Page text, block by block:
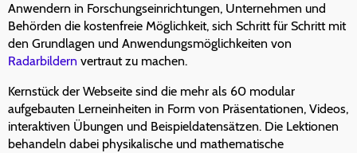
Anwendern in Forschungseinrichtungen, Unternehmen und
Behörden die kostenfreie Möglichkeit, sich Schritt für Schritt mit
den Grundlagen und Anwendungsmöglichkeiten von
Radarbildern vertraut zu machen.
Kernstück der Webseite sind die mehr als 60 modular
aufgebauten Lerneinheiten in Form von Präsentationen, Videos,
interaktiven Übungen und Beispieldatensätzen. Die Lektionen
behandeln dabei physikalische und mathematische